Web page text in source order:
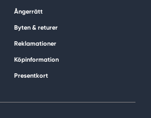
Ångerrätt
Byten & returer
Reklamationer
Köpinformation
Presentkort